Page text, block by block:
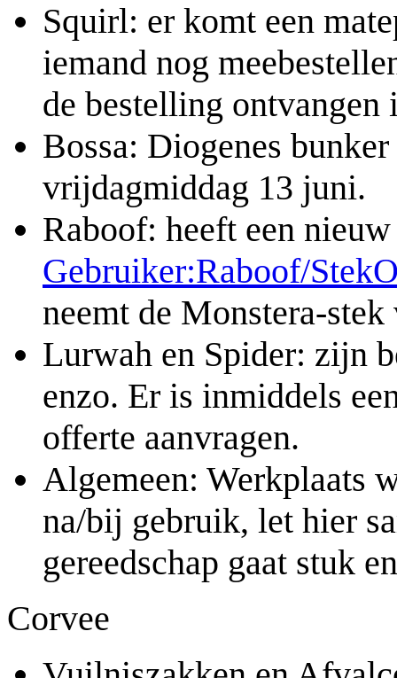
Squirl: er komt een
iemand nog
de bestelling ontvangen
Bossa: Diogenes
vrijdagmiddag 13 juni.
Raboof: heeft een
Gebruiker:Raboof/
neemt de Monstera-
Lurwah en Spider: zijn
enzo. Er is inmiddels
offerte aanvragen.
Algemeen: Werkplaats
na/bij gebruik, let hier
gereedschap gaat stuk
Corvee